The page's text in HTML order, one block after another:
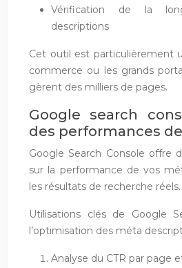
Vérification de la
descriptions
Cet outil est particulièrement
commerce ou les grands
gèrent des milliers de pages.
Google search
des performances
Google Search Console offre
sur la performance de vos
les résultats de recherche réels.
Utilisations clés de Google
l’optimisation des méta
Analyse du CTR par page